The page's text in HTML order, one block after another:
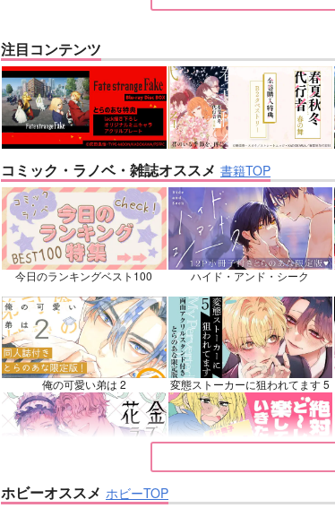
逆行フェルディナンドの憂
こんぺい党
専売 787円（税込）
本好きの下剋上
フェルディナンド×ローゼマイン
サンプル カート
はちたけとぼくたち
お豆腐本舗
専売 707円（税込）
落第忍者乱太郎
鉢屋三郎×竹谷八左ヱ門
サンプル カート
注目コンテンツ
コミック・ラノベ・雑誌オススメ 書籍TOP
今日のランキングベスト100 ハイド・アンド・シーク
俺の可愛い弟は 2 変態ストーカーに狙われてます 5
ホビーオススメ ホビーTOP